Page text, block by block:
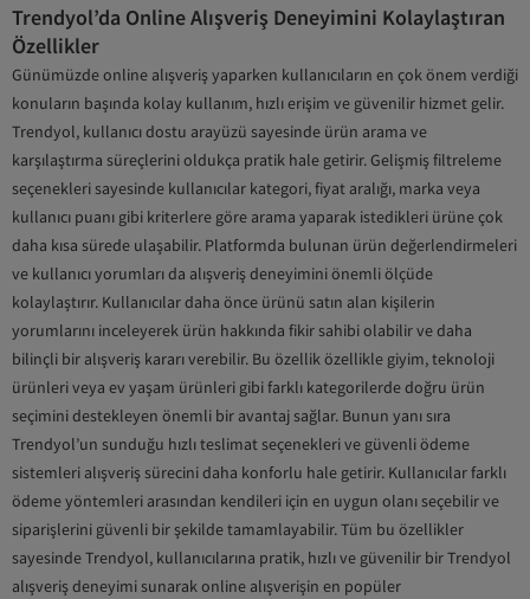
Trendyol’da Online Alışveriş Deneyimini Kolaylaştıran
Özellikler
Günümüzde online alışveriş yaparken kullanıcıların en çok önem verdiği
konuların başında kolay kullanım, hızlı erişim ve güvenilir hizmet gelir.
Trendyol, kullanıcı dostu arayüzü sayesinde ürün arama ve
karşılaştırma süreçlerini oldukça pratik hale getirir. Gelişmiş filtreleme
seçenekleri sayesinde kullanıcılar kategori, fiyat aralığı, marka veya
kullanıcı puanı gibi kriterlere göre arama yaparak istedikleri ürüne çok
daha kısa sürede ulaşabilir. Platformda bulunan ürün değerlendirmeleri
ve kullanıcı yorumları da alışveriş deneyimini önemli ölçüde
kolaylaştırır. Kullanıcılar daha önce ürünü satın alan kişilerin
yorumlarını inceleyerek ürün hakkında fikir sahibi olabilir ve daha
bilinçli bir alışveriş kararı verebilir. Bu özellik özellikle giyim, teknoloji
ürünleri veya ev yaşam ürünleri gibi farklı kategorilerde doğru ürün
seçimini destekleyen önemli bir avantaj sağlar. Bunun yanı sıra
Trendyol’un sunduğu hızlı teslimat seçenekleri ve güvenli ödeme
sistemleri alışveriş sürecini daha konforlu hale getirir. Kullanıcılar farklı
ödeme yöntemleri arasından kendileri için en uygun olanı seçebilir ve
siparişlerini güvenli bir şekilde tamamlayabilir. Tüm bu özellikler
sayesinde Trendyol, kullanıcılarına pratik, hızlı ve güvenilir bir Trendyol
alışveriş deneyimi sunarak online alışverişin en popüler